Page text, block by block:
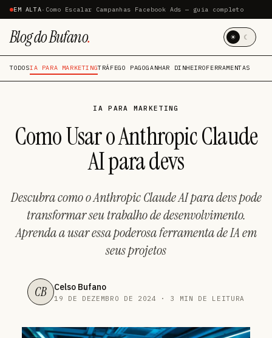
EM ALTA· Como Escalar Campanhas Facebook Ads — guia completo
Blog do Bufano. ☀ ☾
TODOSIA PARA MARKETINGTRÁFEGO PAGOGANHAR DINHEIROFERRAMENTAS
IA PARA MARKETING
Como Usar o Anthropic Claude
AI para devs
Descubra como o Anthropic Claude AI para devs pode
transformar seu trabalho de desenvolvimento.
Aprenda a usar essa poderosa ferramenta de IA em
seus projetos
CB Celso Bufano
19 DE DEZEMBRO DE 2024 · 3 MIN DE LEITURA